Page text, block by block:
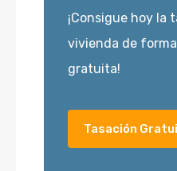
¡Consigue hoy la
vivienda de
gratuita!
Tasación